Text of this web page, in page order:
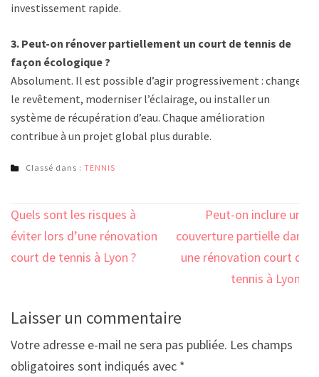
investissement rapide.
3. Peut-on rénover partiellement un court de tennis de
façon écologique ?
Absolument. Il est possible d’agir progressivement : changer
le revêtement, moderniser l’éclairage, ou installer un
système de récupération d’eau. Chaque amélioration
contribue à un projet global plus durable.
Classé dans : TENNIS
Navigation
de
l’article
Quels sont les risques à
éviter lors d’une rénovation
court de tennis à Lyon ?
Peut-on inclure une
couverture partielle dans
une rénovation court de
tennis à Lyon ?
Laisser un commentaire
Votre adresse e-mail ne sera pas publiée. Les champs
obligatoires sont indiqués avec *